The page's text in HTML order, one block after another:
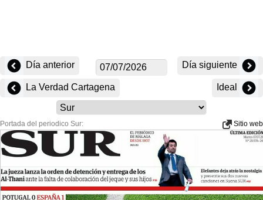
Día anterior Día siguiente
La Verdad Cartagena Ideal
Portada del periodico Sur: Sitio web